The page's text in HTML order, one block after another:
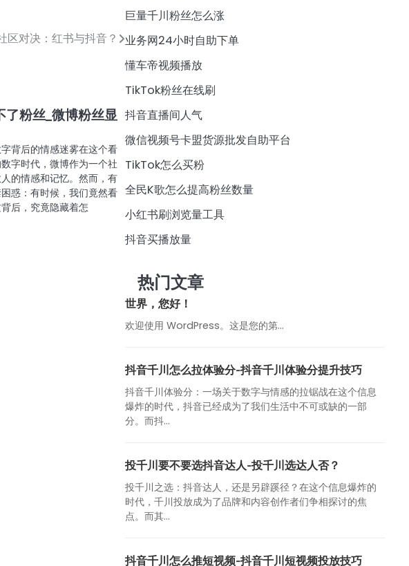
对决：红书与抖音？
了粉丝_微博粉丝显
背后的情感迷雾在这个看
字时代，微博作为一个社
的情感和记忆。然而，有
惑：有时候，我们竟然看
后，究竟隐藏着怎
巨量千川粉丝怎么涨
业务网24小时自助下单
懂车帝视频播放
TikTok粉丝在线刷
抖音直播间人气
微信视频号卡盟货源批发自助平台
TikTok怎么买粉
全民K歌怎么提高粉丝数量
小红书刷浏览量工具
抖音买播放量
热门文章
世界，您好！
欢迎使用 WordPress。这是您的第…
抖音千川怎么拉体验分-抖音千川体验分提升技巧
抖音千川体验分：一场关于数字与情感的拉锯战在这个信息
爆炸的时代，抖音已经成为了我们生活中不可或缺的一部
分。而抖...
投千川要不要选抖音达人-投千川选达人否？
投千川之选：抖音达人，还是另辟蹊径？在这个信息爆炸的
时代，千川投放成为了品牌和内容创作者们争相探讨的焦
点。而其...
抖音千川怎么推短视频-抖音千川短视频投放技巧